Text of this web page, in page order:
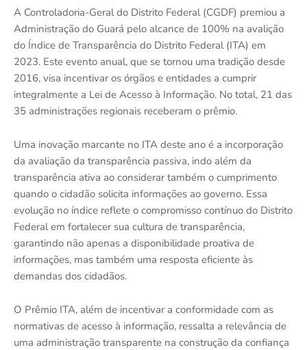
A Controladoria-Geral do Distrito Federal (CGDF) premiou a
Administração do Guará pelo alcance de 100% na avalição
do Índice de Transparência do Distrito Federal (ITA) em
2023. Este evento anual, que se tornou uma tradição desde
2016, visa incentivar os órgãos e entidades a cumprir
integralmente a Lei de Acesso à Informação. No total, 21 das
35 administrações regionais receberam o prêmio.
Uma inovação marcante no ITA deste ano é a incorporação
da avaliação da transparência passiva, indo além da
transparência ativa ao considerar também o cumprimento
quando o cidadão solicita informações ao governo. Essa
evolução no índice reflete o compromisso contínuo do Distrito
Federal em fortalecer sua cultura de transparência,
garantindo não apenas a disponibilidade proativa de
informações, mas também uma resposta eficiente às
demandas dos cidadãos.
O Prêmio ITA, além de incentivar a conformidade com as
normativas de acesso à informação, ressalta a relevância de
uma administração transparente na construção da confiança